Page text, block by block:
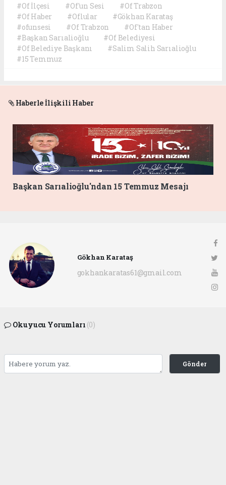
#Of İlçesi #Of'un Sesi
#Of Trabzon
#Of Haber
#Oflular
#Gökhan Karataş
#ofunsesi
#Of Trabzon
#Of'tan Haber
#Başkan Sarıalioğlu
#Of Belediyesi
#Of Belediye Başkanı
#Salim Salih Sarıalioğlu
#15 Temmuz
Haberle İlişkili Haber
Başkan Sarıalioğlu'ndan 15 Temmuz Mesajı
Gökhan Karataş
gokhankaratas61@gmail.com
Okuyucu Yorumları (0)
Gönder